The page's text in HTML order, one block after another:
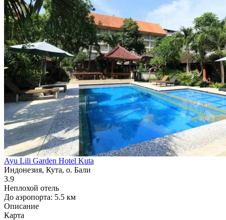
Ayu Lili Garden Hotel Kuta
Индонезия, Кута, о. Бали
3.9
Неплохой отель
До аэропорта: 5.5 км
Описание
Карта